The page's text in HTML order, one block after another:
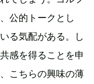
公的トークとし
る気配がある。し
感を得ることを申
こちらの興味の薄